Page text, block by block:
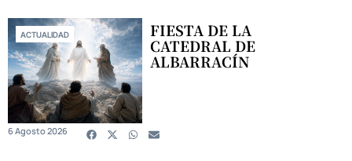
ACTUALIDAD FIESTA DE LA
CATEDRAL DE
ALBARRACÍN
6 Agosto 2026